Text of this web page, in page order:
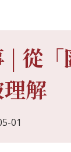
| 從
解
01